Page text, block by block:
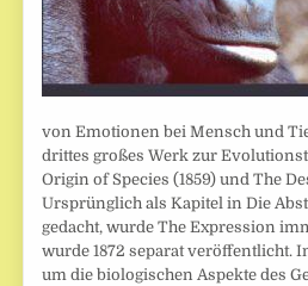
von Emotionen bei Mensch und
drittes großes Werk zur
Origin of Species (1859) und The
Ursprünglich als Kapitel in Die
gedacht, wurde The Expression
wurde 1872 separat veröffentlicht.
um die biologischen Aspekte des